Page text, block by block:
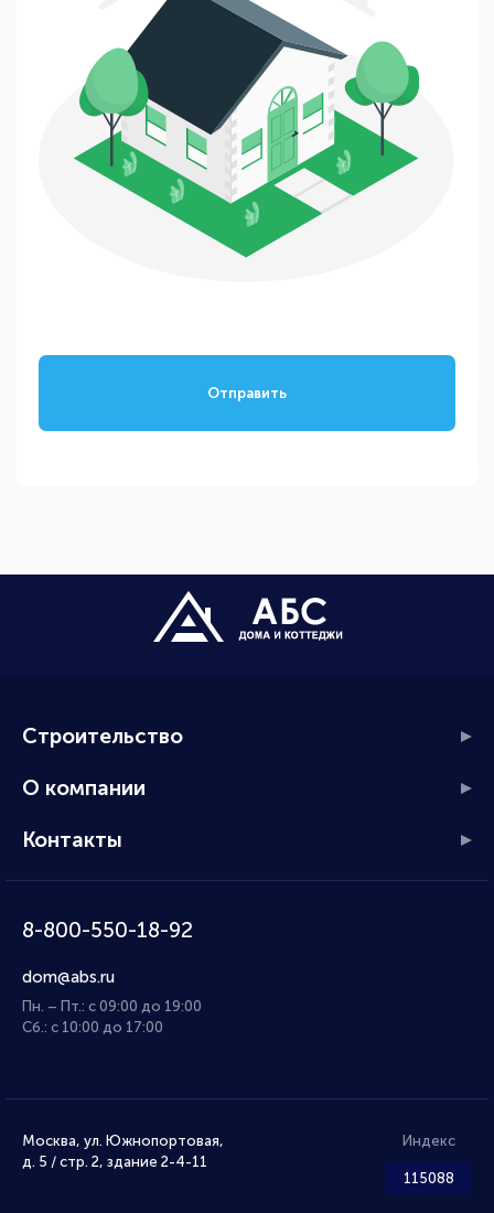
Отправить
Строительство
О компании
Контакты
8-800-550-18-92
dom@abs.ru
Пн. – Пт.: с 09:00 до 19:00
Сб.: с 10:00 до 17:00
Москва, ул. Южнопортовая,
д. 5 / стр. 2, здание 2-4-11
Индекс
115088